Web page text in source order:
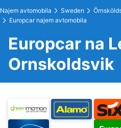
Najem avtomobila Sweden
Europcar najem avtomobila
Europcar na
Ornskoldsvik